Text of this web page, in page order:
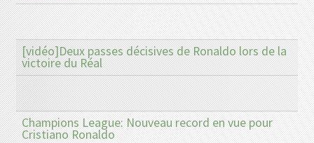
[vidéo]Deux passes décisives de Ronaldo lors de la
victoire du Réal
Champions League: Nouveau record en vue pour
Cristiano Ronaldo